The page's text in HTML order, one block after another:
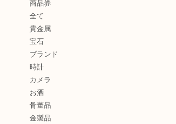
商品券
全て
貴金属
宝石
ブランド
時計
カメラ
お酒
骨董品
金製品